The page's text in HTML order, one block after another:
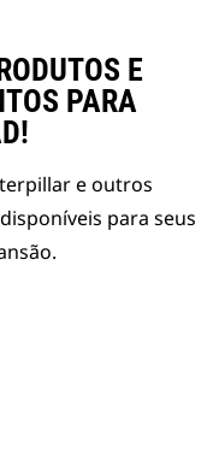
E
PARA
e outros
para seus